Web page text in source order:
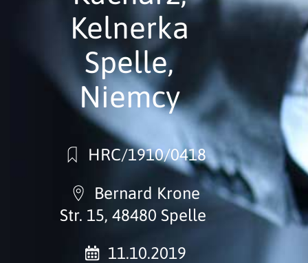
Kelnerka
Spelle,
Niemcy
HRC/1910/0418
Bernard Krone
Str. 15, 48480 Spelle
11.10.2019